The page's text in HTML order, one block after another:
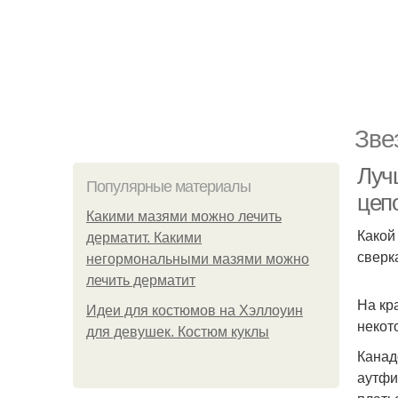
Популярные материалы
Какими мазями можно лечить
дерматит. Какими
негормональными мазями можно
лечить дерматит
Идеи для костюмов на Хэллоуин
для девушек. Костюм куклы
На